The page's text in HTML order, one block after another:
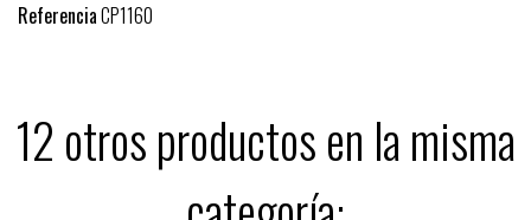
ReferenciaCP1160
12 otros productos en la misma